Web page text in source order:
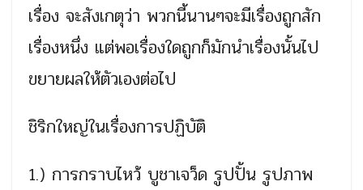
เรื่อง จะสังเกตุว่า พวกนี้นานๆจะมีเรื่องถูกสัก
เรื่องหนึ่ง แต่พอเรื่องใดถูกก็มักนำเรื่องนั้นไป
ขยายผลให้ตัวเองต่อไป
ชิริกใหญ่ในเรื่องการปฏิบัติ
1.) การกราบไหว้ บูชาเจว็ด รูปปั้น รูปภาพ